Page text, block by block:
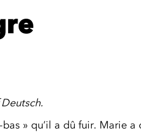
bas » qu’il a dû fuir. Marie a